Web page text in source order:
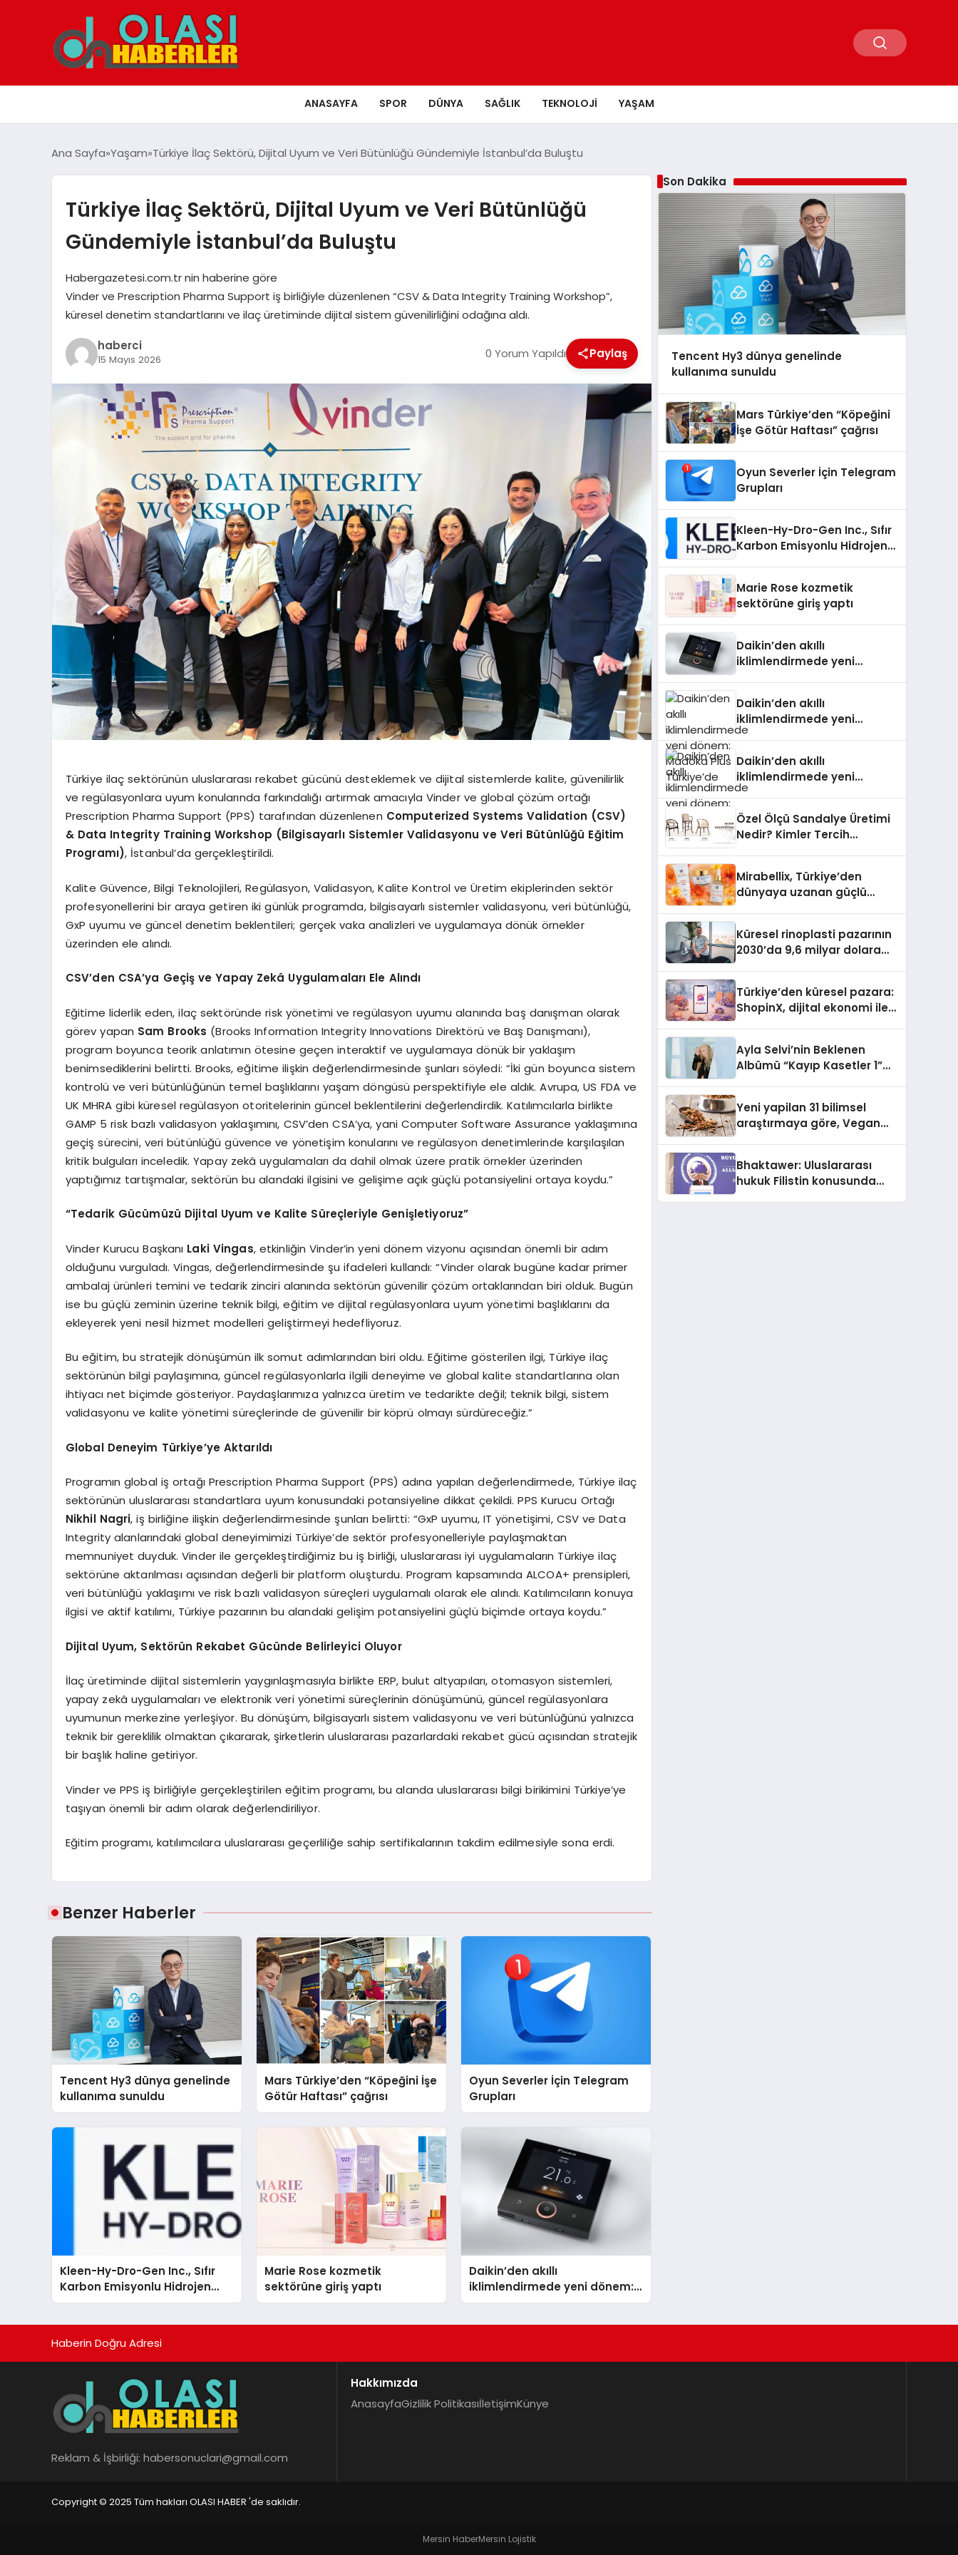
ANASAYFA SPOR DÜNYA SAĞLIK TEKNOLOJI YAŞAM
Ana Sayfa Yaşam Türkiye İlaç Sektörü, Dijital Uyum ve Veri Bütünlüğü Gündemiyle İstanbul’da Buluştu
Türkiye İlaç Sektörü, Dijital Uyum ve Veri Bütünlüğü
Gündemiyle İstanbul’da Buluştu
Habergazetesi.com.tr nin haberine göre
Vinder ve Prescription Pharma Support iş birliğiyle düzenlenen “CSV & Data Integrity Training Workshop”,
küresel denetim standartlarını ve ilaç üretiminde dijital sistem güvenilirliğini odağına aldı.
haberci
15 Mayıs 2026 0 Yorum Yapıldı Paylaş
Türkiye ilaç sektörünün uluslararası rekabet gücünü desteklemek ve dijital sistemlerde kalite, güvenilirlik
ve regülasyonlara uyum konularında farkındalığı artırmak amacıyla Vinder ve global çözüm ortağı
Prescription Pharma Support (PPS) tarafından düzenlenen Computerized Systems Validation (CSV)
& Data Integrity Training Workshop (Bilgisayarlı Sistemler Validasyonu ve Veri Bütünlüğü Eğitim
Programı), İstanbul’da gerçekleştirildi.
Kalite Güvence, Bilgi Teknolojileri, Regülasyon, Validasyon, Kalite Kontrol ve Üretim ekiplerinden sektör
profesyonellerini bir araya getiren iki günlük programda, bilgisayarlı sistemler validasyonu, veri bütünlüğü,
GxP uyumu ve güncel denetim beklentileri; gerçek vaka analizleri ve uygulamaya dönük örnekler
üzerinden ele alındı.
CSV’den CSA’ya Geçiş ve Yapay Zekâ Uygulamaları Ele Alındı
Eğitime liderlik eden, ilaç sektöründe risk yönetimi ve regülasyon uyumu alanında baş danışman olarak
görev yapan Sam Brooks (Brooks Information Integrity Innovations Direktörü ve Baş Danışmanı),
program boyunca teorik anlatımın ötesine geçen interaktif ve uygulamaya dönük bir yaklaşım
benimsediklerini belirtti. Brooks, eğitime ilişkin değerlendirmesinde şunları söyledi: “İki gün boyunca sistem
kontrolü ve veri bütünlüğünün temel başlıklarını yaşam döngüsü perspektifiyle ele aldık. Avrupa, US FDA ve
UK MHRA gibi küresel regülasyon otoritelerinin güncel beklentilerini değerlendirdik. Katılımcılarla birlikte
GAMP 5 risk bazlı validasyon yaklaşımını, CSV’den CSA’ya, yani Computer Software Assurance yaklaşımına
geçiş sürecini, veri bütünlüğü güvence ve yönetişim konularını ve regülasyon denetimlerinde karşılaşılan
kritik bulguları inceledik. Yapay zekâ uygulamaları da dahil olmak üzere pratik örnekler üzerinden
yaptığımız tartışmalar, sektörün bu alandaki ilgisini ve gelişime açık güçlü potansiyelini ortaya koydu.”
“Tedarik Gücümüzü Dijital Uyum ve Kalite Süreçleriyle Genişletiyoruz”
Vinder Kurucu Başkanı Laki Vingas, etkinliğin Vinder’in yeni dönem vizyonu açısından önemli bir adım
olduğunu vurguladı. Vingas, değerlendirmesinde şu ifadeleri kullandı: “Vinder olarak bugüne kadar primer
ambalaj ürünleri temini ve tedarik zinciri alanında sektörün güvenilir çözüm ortaklarından biri olduk. Bugün
ise bu güçlü zeminin üzerine teknik bilgi, eğitim ve dijital regülasyonlara uyum yönetimi başlıklarını da
ekleyerek yeni nesil hizmet modelleri geliştirmeyi hedefliyoruz.
Bu eğitim, bu stratejik dönüşümün ilk somut adımlarından biri oldu. Eğitime gösterilen ilgi, Türkiye ilaç
sektörünün bilgi paylaşımına, güncel regülasyonlarla ilgili deneyime ve global kalite standartlarına olan
ihtiyacı net biçimde gösteriyor. Paydaşlarımıza yalnızca üretim ve tedarikte değil; teknik bilgi, sistem
validasyonu ve kalite yönetimi süreçlerinde de güvenilir bir köprü olmayı sürdüreceğiz.”
Global Deneyim Türkiye’ye Aktarıldı
Programın global iş ortağı Prescription Pharma Support (PPS) adına yapılan değerlendirmede, Türkiye ilaç
sektörünün uluslararası standartlara uyum konusundaki potansiyeline dikkat çekildi. PPS Kurucu Ortağı
Nikhil Nagri, iş birliğine ilişkin değerlendirmesinde şunları belirtti: “GxP uyumu, IT yönetişimi, CSV ve Data
Integrity alanlarındaki global deneyimimizi Türkiye’de sektör profesyonelleriyle paylaşmaktan
memnuniyet duyduk. Vinder ile gerçekleştirdiğimiz bu iş birliği, uluslararası iyi uygulamaların Türkiye ilaç
sektörüne aktarılması açısından değerli bir platform oluşturdu. Program kapsamında ALCOA+ prensipleri,
veri bütünlüğü yaklaşımı ve risk bazlı validasyon süreçleri uygulamalı olarak ele alındı. Katılımcıların konuya
ilgisi ve aktif katılımı, Türkiye pazarının bu alandaki gelişim potansiyelini güçlü biçimde ortaya koydu.”
Dijital Uyum, Sektörün Rekabet Gücünde Belirleyici Oluyor
İlaç üretiminde dijital sistemlerin yaygınlaşmasıyla birlikte ERP, bulut altyapıları, otomasyon sistemleri,
yapay zekâ uygulamaları ve elektronik veri yönetimi süreçlerinin dönüşümünü, güncel regülasyonlara
uyumunun merkezine yerleşiyor. Bu dönüşüm, bilgisayarlı sistem validasyonu ve veri bütünlüğünü yalnızca
teknik bir gereklilik olmaktan çıkararak, şirketlerin uluslararası pazarlardaki rekabet gücü açısından stratejik
bir başlık haline getiriyor.
Vinder ve PPS iş birliğiyle gerçekleştirilen eğitim programı, bu alanda uluslararası bilgi birikimini Türkiye’ye
taşıyan önemli bir adım olarak değerlendiriliyor.
Eğitim programı, katılımcılara uluslararası geçerliliğe sahip sertifikalarının takdim edilmesiyle sona erdi.
Benzer Haberler
Tencent Hy3 dünya genelinde
kullanıma sunuldu
Mars Türkiye’den “Köpeğini İşe
Götür Haftası” çağrısı
Oyun Severler İçin Telegram
Grupları
Kleen-Hy-Dro-Gen Inc., Sıfır
Karbon Emisyonlu Hidrojen
Isıtma Teknolojisinde ISO ve
Marie Rose kozmetik
sektörüne giriş yaptı
Daikin’den akıllı
iklimlendirmede yeni dönem:
Madoka Plus Türkiye’de
Son Dakika
Tencent Hy3 dünya genelinde
kullanıma sunuldu
Mars Türkiye’den “Köpeğini
İşe Götür Haftası” çağrısı
Oyun Severler İçin Telegram
Grupları
Kleen-Hy-Dro-Gen Inc., Sıfır
Karbon Emisyonlu Hidrojen
Aldı
Marie Rose kozmetik
sektörüne giriş yaptı
Daikin’den akıllı
iklimlendirmede yeni
Daikin’den akıllı
iklimlendirmede yeni
dönem: Madoka Plus
Daikin’den akıllı
iklimlendirmede yeni
dönem: Madoka Plus
Özel Ölçü Sandalye Üretimi
Nedir? Kimler Tercih
Mirabellix, Türkiye’den
dünyaya uzanan güçlü
Küresel rinoplasti pazarının
2030’da 9,6 milyar dolara
Türkiye’den küresel pazara:
ShopinX, dijital ekonomi ile
Ayla Selvi’nin Beklenen
Albümü “Kayıp Kasetler 1”
Yeni yapilan 31 bilimsel
araştırmaya göre, Vegan
Sindirildiğini Ortaya Koydu
Bhaktawer: Uluslararası
hukuk Filistin konusunda
Haberin Doğru Adresi
Reklam & İşbirliği: habersonuclari@gmail.com
Hakkımızda
AnasayfaGizlilik PolitikasıİletişimKünye
Copyright © 2025 Tüm hakları OLASI HABER 'de saklıdır.
Mersin HaberMersin Lojistik